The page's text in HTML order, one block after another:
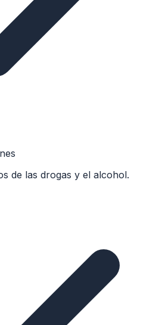
de las drogas y el alcohol.